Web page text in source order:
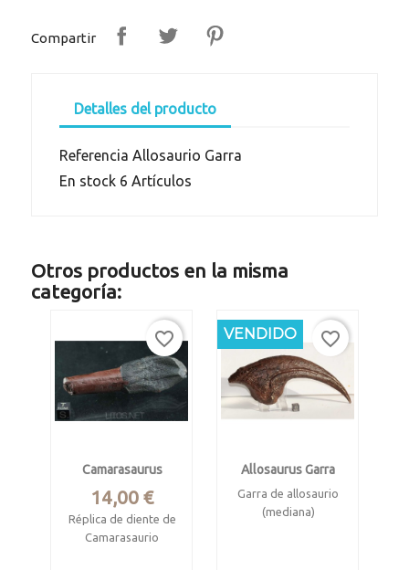
Compartir
Detalles del producto
Referencia Allosaurio Garra
En stock 6 Artículos
Otros productos en la misma
categoría:
Camarasaurus
Precio
14,00 €
Réplica de diente de
Camarasaurio
favorite_border
Allosaurus Garra
Garra de allosaurio
(mediana)
VENDIDO favorite_border